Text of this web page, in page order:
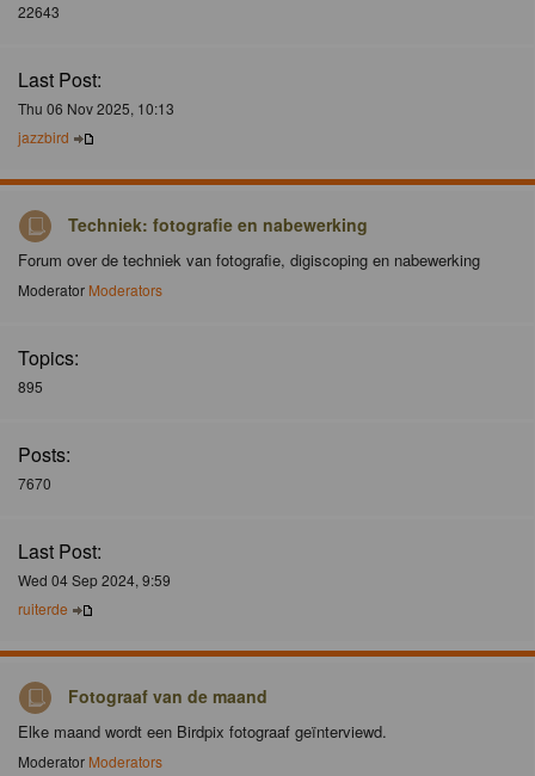
22643
Last Post:
Thu 06 Nov 2025, 10:13
jazzbird
Techniek: fotografie en nabewerking
Forum over de techniek van fotografie, digiscoping en nabewerking
Moderator Moderators
Topics:
895
Posts:
7670
Last Post:
Wed 04 Sep 2024, 9:59
ruiterde
Fotograaf van de maand
Elke maand wordt een Birdpix fotograaf geïnterviewd.
Moderator Moderators